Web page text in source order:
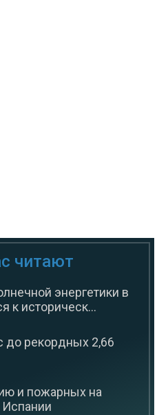
читают
энергетики в
к историческ...
до рекордных 2,66
и пожарных на